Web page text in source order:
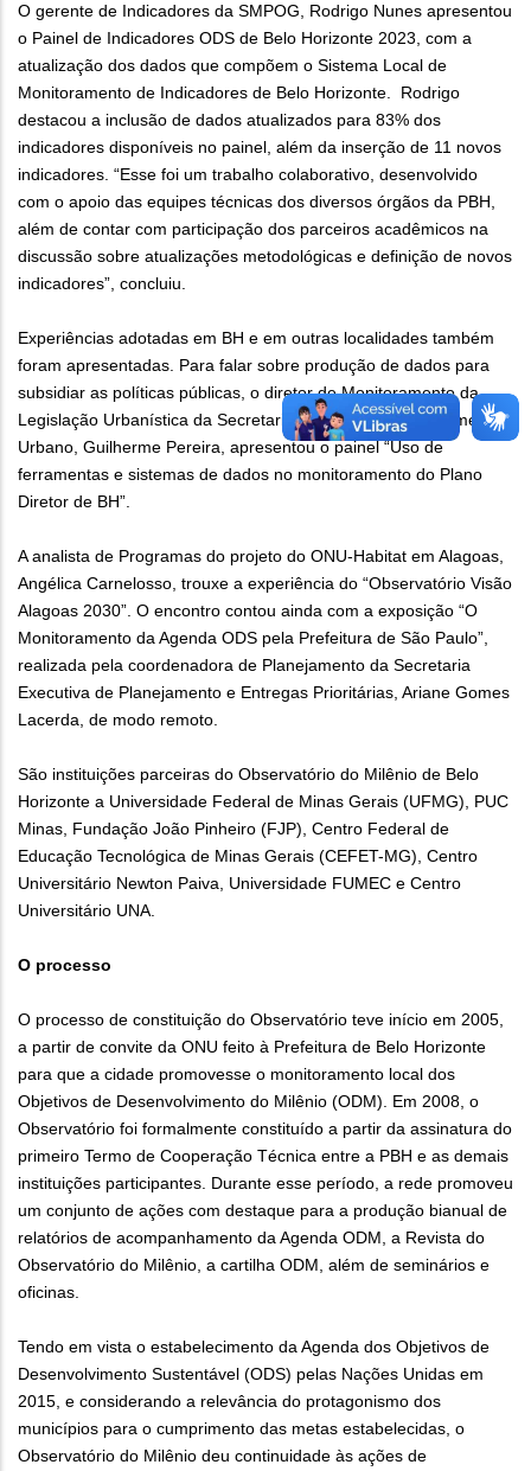
O gerente de Indicadores da SMPOG, Rodrigo Nunes apresentou
o Painel de Indicadores ODS de Belo Horizonte 2023, com a
atualização dos dados que compõem o Sistema Local de
Monitoramento de Indicadores de Belo Horizonte. Rodrigo
destacou a inclusão de dados atualizados para 83% dos
indicadores disponíveis no painel, além da inserção de 11 novos
indicadores. “Esse foi um trabalho colaborativo, desenvolvido
com o apoio das equipes técnicas dos diversos órgãos da PBH,
além de contar com participação dos parceiros acadêmicos na
discussão sobre atualizações metodológicas e definição de novos
indicadores”, concluiu.
Experiências adotadas em BH e em outras localidades também
foram apresentadas. Para falar sobre produção de dados para
subsidiar as políticas públicas, o diretor de Monitoramento da
Legislação Urbanística da Secretaria Municipal de Planejamento
Urbano, Guilherme Pereira, apresentou o painel “Uso de
ferramentas e sistemas de dados no monitoramento do Plano
Diretor de BH”.
A analista de Programas do projeto do ONU-Habitat em Alagoas,
Angélica Carnelosso, trouxe a experiência do “Observatório Visão
Alagoas 2030”. O encontro contou ainda com a exposição “O
Monitoramento da Agenda ODS pela Prefeitura de São Paulo”,
realizada pela coordenadora de Planejamento da Secretaria
Executiva de Planejamento e Entregas Prioritárias, Ariane Gomes
Lacerda, de modo remoto.
São instituições parceiras do Observatório do Milênio de Belo
Horizonte a Universidade Federal de Minas Gerais (UFMG), PUC
Minas, Fundação João Pinheiro (FJP), Centro Federal de
Educação Tecnológica de Minas Gerais (CEFET-MG), Centro
Universitário Newton Paiva, Universidade FUMEC e Centro
Universitário UNA.
O processo
O processo de constituição do Observatório teve início em 2005,
a partir de convite da ONU feito à Prefeitura de Belo Horizonte
para que a cidade promovesse o monitoramento local dos
Objetivos de Desenvolvimento do Milênio (ODM). Em 2008, o
Observatório foi formalmente constituído a partir da assinatura do
primeiro Termo de Cooperação Técnica entre a PBH e as demais
instituições participantes. Durante esse período, a rede promoveu
um conjunto de ações com destaque para a produção bianual de
relatórios de acompanhamento da Agenda ODM, a Revista do
Observatório do Milênio, a cartilha ODM, além de seminários e
oficinas.
Tendo em vista o estabelecimento da Agenda dos Objetivos de
Desenvolvimento Sustentável (ODS) pelas Nações Unidas em
2015, e considerando a relevância do protagonismo dos
municípios para o cumprimento das metas estabelecidas, o
Observatório do Milênio deu continuidade às ações de